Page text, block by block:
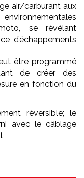
air/carburant aux
se révélant
d’échappements
être programmé
de créer des
en fonction du
réversible; le
avec le câblage